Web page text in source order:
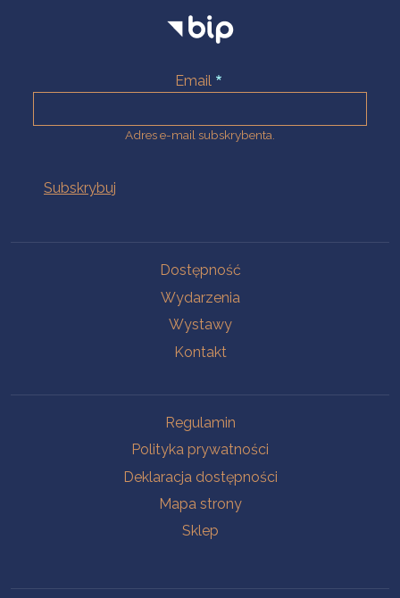
Email
Adres e-mail subskrybenta.
Dostępność
Wydarzenia
Wystawy
Kontakt
Regulamin
Polityka prywatności
Deklaracja dostępności
Mapa strony
Sklep